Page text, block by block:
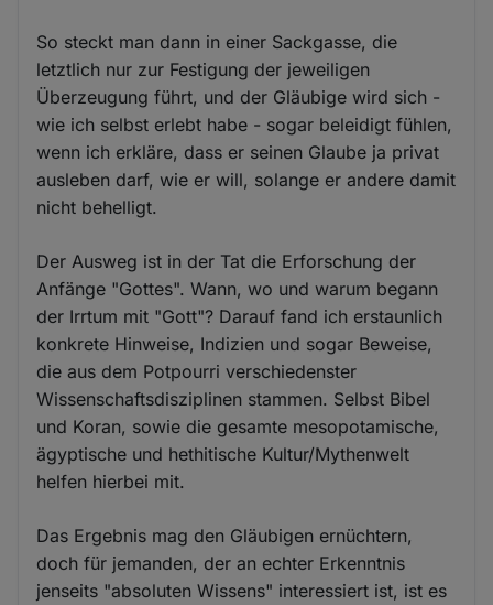
So steckt man dann in einer Sackgasse, die
letztlich nur zur Festigung der jeweiligen
Überzeugung führt, und der Gläubige wird sich -
wie ich selbst erlebt habe - sogar beleidigt fühlen,
wenn ich erkläre, dass er seinen Glaube ja privat
ausleben darf, wie er will, solange er andere damit
nicht behelligt.
Der Ausweg ist in der Tat die Erforschung der
Anfänge "Gottes". Wann, wo und warum begann
der Irrtum mit "Gott"? Darauf fand ich erstaunlich
konkrete Hinweise, Indizien und sogar Beweise,
die aus dem Potpourri verschiedenster
Wissenschaftsdisziplinen stammen. Selbst Bibel
und Koran, sowie die gesamte mesopotamische,
ägyptische und hethitische Kultur/Mythenwelt
helfen hierbei mit.
Das Ergebnis mag den Gläubigen ernüchtern,
doch für jemanden, der an echter Erkenntnis
jenseits "absoluten Wissens" interessiert ist, ist es